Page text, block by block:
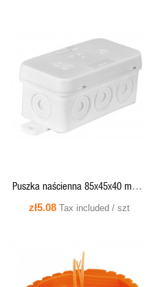
QUICK VIEW
Puszka naścienna 85x45x40 mm z
dławicą zintegrowaną,
zł5.08 Tax included / szt